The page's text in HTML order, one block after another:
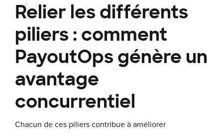
Relier les différents
piliers : comment
PayoutOps génère un
avantage
concurrentiel
Chacun de ces piliers contribue à améliorer